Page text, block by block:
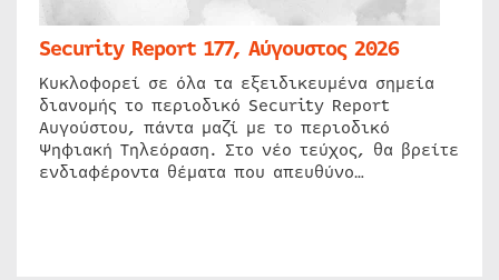
Security Report 177, Αύγουστος 2026
Κυκλοφορεί σε όλα τα εξειδικευμένα σημεία
διανομής το περιοδικό Security Report
Αυγούστου, πάντα μαζί με το περιοδικό
Ψηφιακή Τηλεόραση. Στο νέο τεύχος, θα βρείτε
ενδιαφέροντα θέματα που απευθύνο…